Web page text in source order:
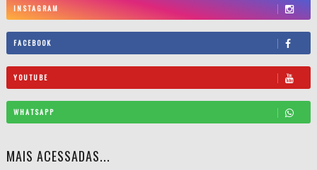
INSTAGRAM
FACEBOOK
YOUTUBE
WHATSAPP
MAIS ACESSADAS...